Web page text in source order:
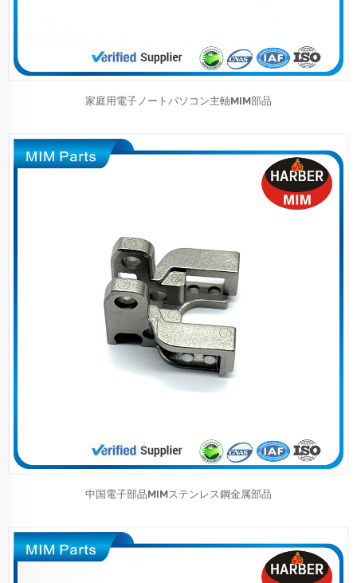
家庭用電子ノートパソコン主軸MIM部品
中国電子部品MIMステンレス鋼金属部品